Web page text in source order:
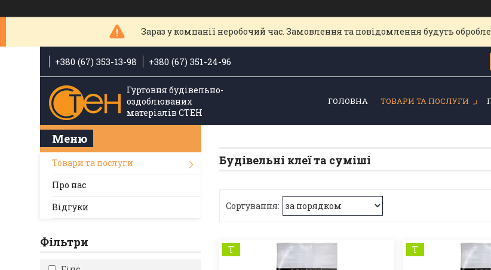
Зараз у компанії неробочий час. Замовлення та повідомлення будуть
+380 (67) 353-13-98 +380 (67) 351-24-96
Гуртовня будівельно-
оздоблюваних
матеріалів СТЕН
ГОЛОВНА ТОВАРИ ТА ПОСЛУГИ
Будівельні клеї та суміші
Т Т
Товари та послуги
Про нас
Відгуки
Фільтри